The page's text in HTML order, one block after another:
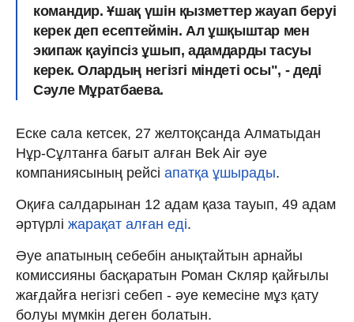
командир. Ұшақ үшін қызметтер жауап беруі
керек деп есептеймін. Ал ұшқыштар мен
экипаж қауіпсіз ұшып, адамдарды тасуы
керек. Олардың негізгі міндеті осы", - деді
Сәуле Мұратбаева.
Еске сала кетсек, 27 желтоқсанда Алматыдан
Нұр-Сұлтанға бағыт алған Bek Air әуе
компаниясының рейсі апатқа ұшырады.
Оқиға салдарынан 12 адам қаза тауып, 49 адам
әртүрлі жарақат алған еді.
Әуе апатының себебін анықтайтын арнайы
комиссияны басқаратын Роман Скляр қайғылы
жағдайға негізгі себеп - әуе кемесіне мұз қату
болуы мүмкін деген болатын.